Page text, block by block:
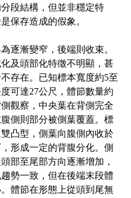
分段結構，但並非穩定特
保存造成的假象。
逐漸變窄，後端則收束。
及頭部化特徵不明顯，甚
存在。已知標本寬度約5至
可達27公尺，體節數量約
觀察，中央葉在背側完全
側則部分被側葉覆蓋。標
凸型，側葉向腹側內收於
形成一定的背腹分化。側
部至尾部方向逐漸增加，
勢一致，但在後端末段體
體節在形態上從頭到尾無